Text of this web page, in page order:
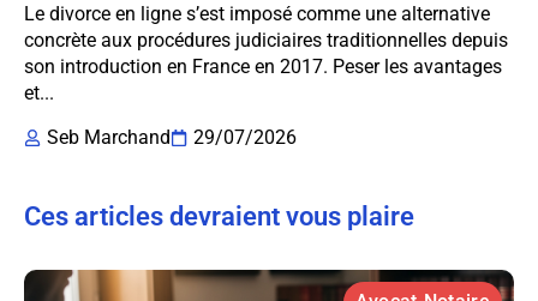
Le divorce en ligne s’est imposé comme une alternative
concrète aux procédures judiciaires traditionnelles depuis
son introduction en France en 2017. Peser les avantages
et...
Seb Marchand
29/07/2026
Ces articles devraient vous plaire